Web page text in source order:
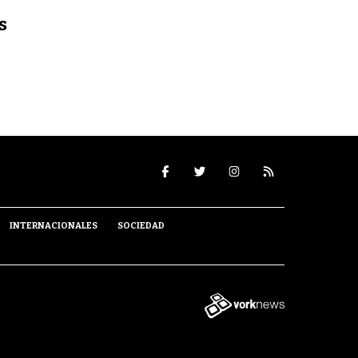
INTERNACIONALES SOCIEDAD